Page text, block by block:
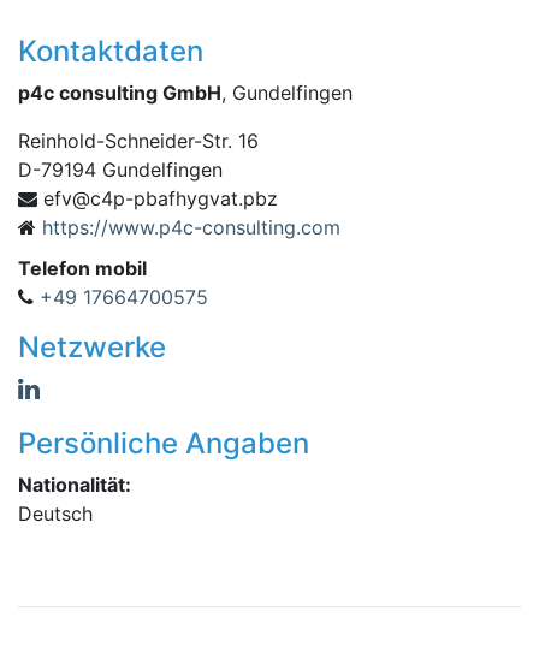
Kontaktdaten
p4c consulting GmbH, Gundelfingen
Reinhold-Schneider-Str. 16
D-79194 Gundelfingen
zbp.tavgyhfab
p-p4c@vfe
https://www.p4c-consulting.com
Telefon mobil
+49 17664700575
Netzwerke
Persönliche Angaben
Nationalität:
Deutsch